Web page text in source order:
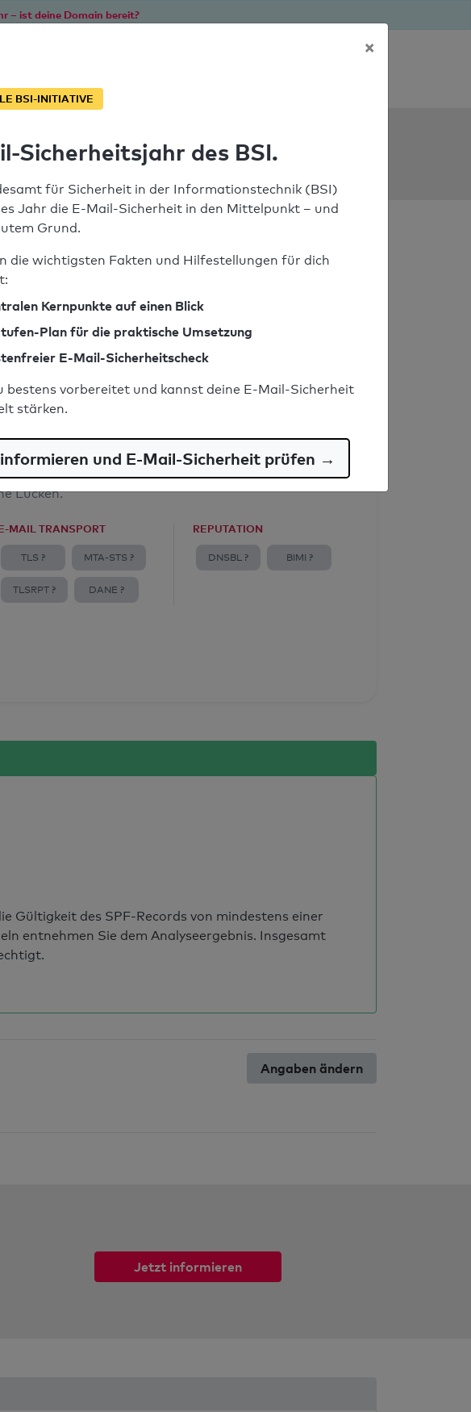
– ist deine Domain bereit?
Lücken.
MAIL TRANSPORT
TLS ? MTA-STS ?
TLSRPT ? DANE ?
REPUTATION
DNSBL ? BIMI ?
Gültigkeit des SPF-Records von mindestens einer
entnehmen Sie dem Analyseergebnis. Insgesamt
Angaben ändern
×
BSI-INITIATIVE
Sicherheitsjahr des BSI.
für Sicherheit in der Informationstechnik (BSI)
Jahr die E-Mail-Sicherheit in den Mittelpunkt – und
Grund.
die wichtigsten Fakten und Hilfestellungen für dich
Kernpunkte auf einen Blick
Plan für die praktische Umsetzung
E-Mail-Sicherheitscheck
bestens vorbereitet und kannst deine E-Mail-Sicherheit
stärken.
und E-Mail-Sicherheit prüfen →
Jetzt informieren